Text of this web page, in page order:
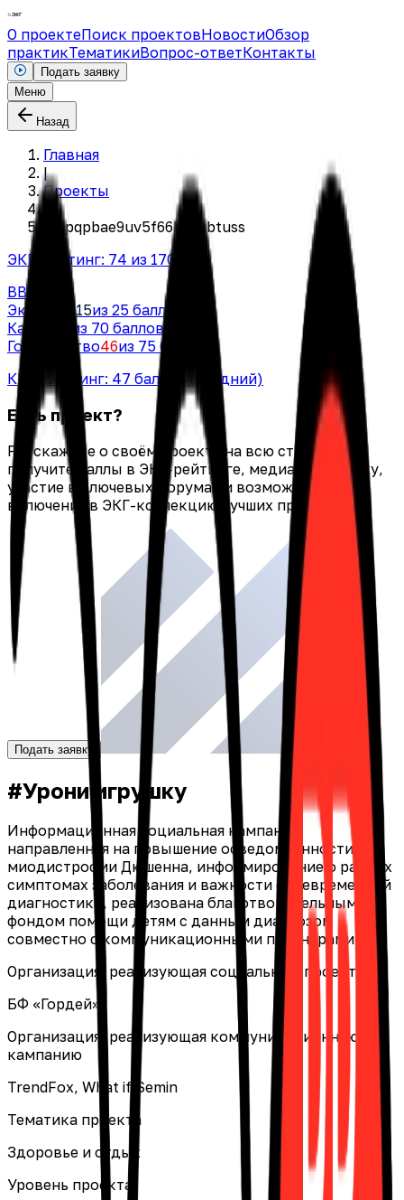
О проектеПоиск проектовНовостиОбзор
практикТематикиВопрос-ответКонтакты
Подать заявку
Меню
Назад
Главная
|
Проекты
m8pqpbae9uv5f66byecbtuss
ЭКГ-рейтинг: 74 из 170
BBB
Экология15из 25 баллов
Кадры
из 70 баллов
Государство46из 75 баллов
КПД-рейтинг: 47 баллов (средний)
Есть проект?
Расскажите о своём проекте на всю страну:
получите баллы в ЭКГ-рейтинге, медиаподдержку,
участие в ключевых форумах и возможность
включения в ЭКГ-коллекцию лучших практик.
Подать заявку
#Урони игрушку
Информационная социальная кампания,
направленная на повышение осведомлённости о
миодистрофии Дюшенна, информирование о ранних
симптомах заболевания и важности своевременной
диагностики, реализована благотворительным
фондом помощи детям с данным диагнозом
совместно с коммуникационными партнёрами.
Организация, реализующая социальный проект
БФ «Гордей»
Организация, реализующая коммуникационную
кампанию
TrendFox, What if Semin
Тематика проекта
Здоровье и отдых
Уровень проекта